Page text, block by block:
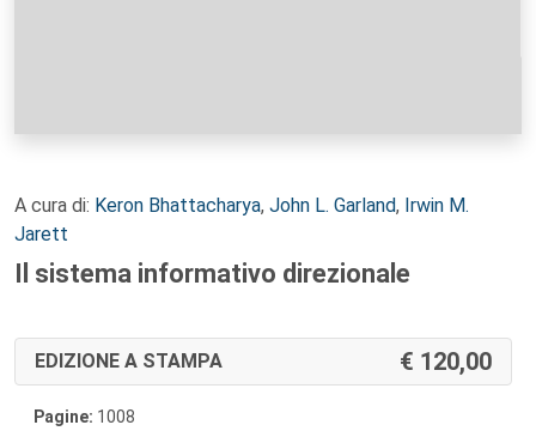
A cura di: Keron Bhattacharya, John L. Garland, Irwin M.
Jarett
Il sistema informativo direzionale
EDIZIONE A STAMPA 120,00
Pagine: 1008